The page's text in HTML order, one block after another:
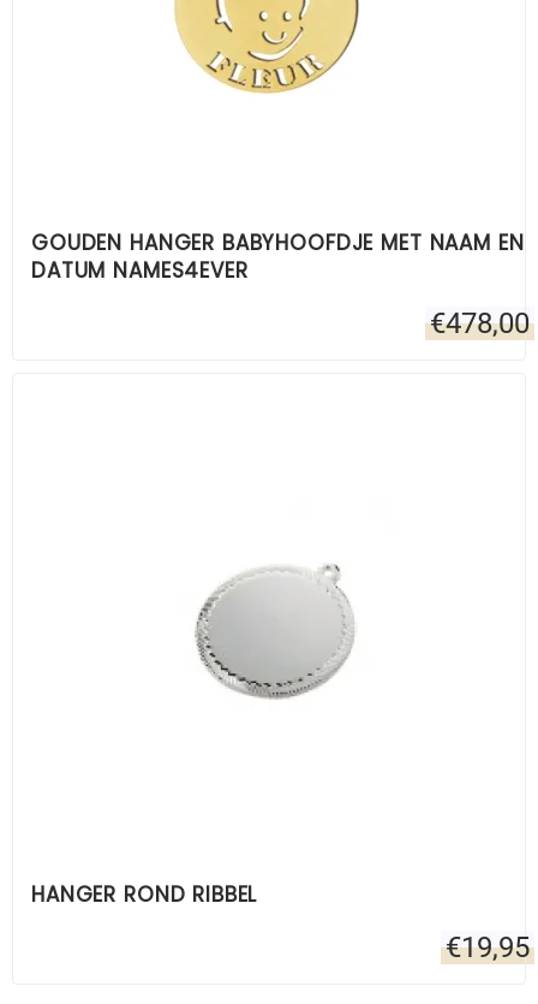
GOUDEN HANGER BABYHOOFDJE MET NAAM EN
DATUM NAMES4EVER
€478,00
HANGER ROND RIBBEL
€19,95